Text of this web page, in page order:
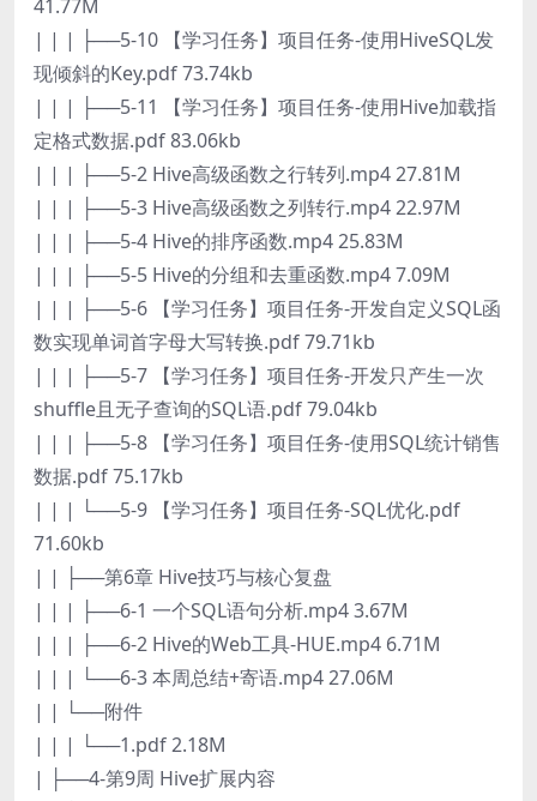
41.77M
| | | ├──5-10 【学习任务】项目任务-使用HiveSQL发
现倾斜的Key.pdf 73.74kb
| | | ├──5-11 【学习任务】项目任务-使用Hive加载指
定格式数据.pdf 83.06kb
| | | ├──5-2 Hive高级函数之行转列.mp4 27.81M
| | | ├──5-3 Hive高级函数之列转行.mp4 22.97M
| | | ├──5-4 Hive的排序函数.mp4 25.83M
| | | ├──5-5 Hive的分组和去重函数.mp4 7.09M
| | | ├──5-6 【学习任务】项目任务-开发自定义SQL函
数实现单词首字母大写转换.pdf 79.71kb
| | | ├──5-7 【学习任务】项目任务-开发只产生一次
shuffle且无子查询的SQL语.pdf 79.04kb
| | | ├──5-8 【学习任务】项目任务-使用SQL统计销售
数据.pdf 75.17kb
| | | └──5-9 【学习任务】项目任务-SQL优化.pdf
71.60kb
| | ├──第6章 Hive技巧与核心复盘
| | | ├──6-1 一个SQL语句分析.mp4 3.67M
| | | ├──6-2 Hive的Web工具-HUE.mp4 6.71M
| | | └──6-3 本周总结+寄语.mp4 27.06M
| | └──附件
| | | └──1.pdf 2.18M
| ├──4-第9周 Hive扩展内容